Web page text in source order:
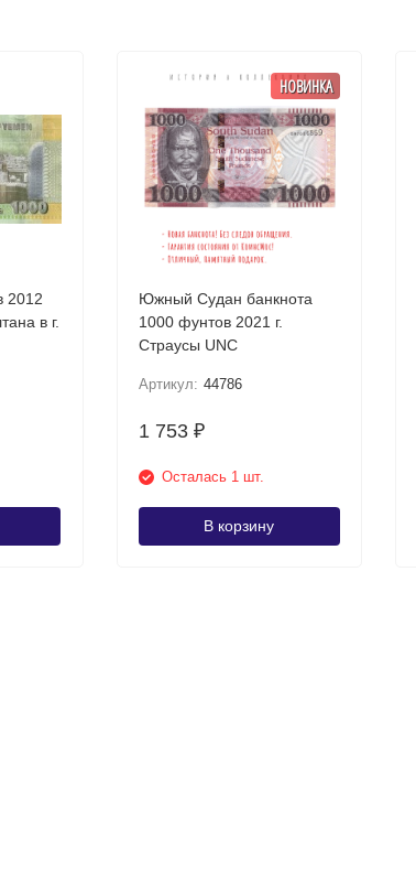
2012
в г.
НОВИНКА
Южный Судан банкнота
1000 фунтов 2021 г.
Страусы UNC
Артикул: 44786
1 753 ₽
Осталась 1 шт.
В корзину